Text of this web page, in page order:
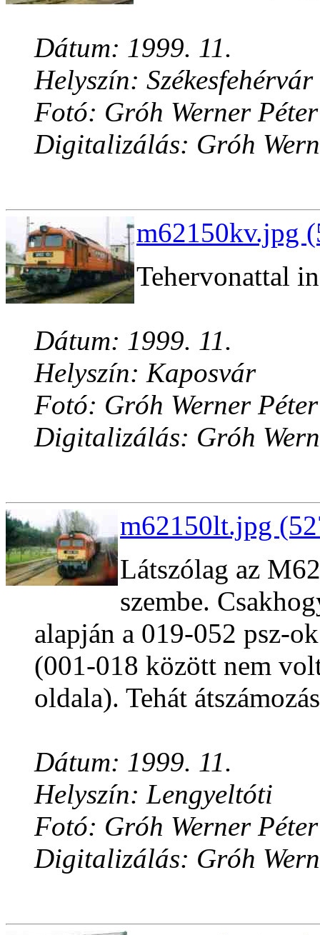
Dátum: 1999. 11.
Helyszín: Székesfehérvár
Fotó: Gróh Werner Péter
Digitalizálás: Gróh
m62150kv.jpg
Tehervonattal
Dátum: 1999. 11.
Helyszín: Kaposvár
Fotó: Gróh Werner Péter
Digitalizálás: Gróh
m62150lt.jpg
Látszólag az
szembe.
alapján a 019-052 psz-
(001-018 között nem
oldala). Tehát
Dátum: 1999. 11.
Helyszín: Lengyeltóti
Fotó: Gróh Werner Péter
Digitalizálás: Gróh